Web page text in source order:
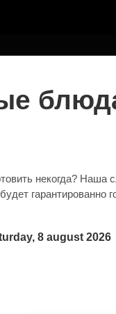
некогда?
8 august 2026